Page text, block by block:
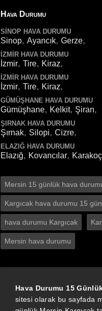
Hava Durumu
SINOP HAVA DURUMU
Sinop, Ayancık, Gerze,
İZMIR HAVA DURUMU
İzmir, Tire, Kiraz,
İZMIR HAVA DURUMU
İzmir, Tire, Kiraz,
GÜMÜŞHANE HAVA DURUMU
Gümüşhane, Kelkit, Şiran,
ŞIRNAK HAVA DURUMU
Şırnak, Silopi, Cizre,
ELAZIĞ HAVA DURUMU
Elazığ, Kovancılar,
Mersin 15 günlük hava
Kargıcak hava durumu 15
hava durumu Kargıcak
Mersin hava durumu
Hava Durumu 15
sitesi olarak bu sayfada